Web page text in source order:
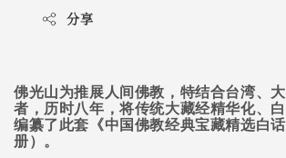
分享
佛光山为推展人间佛教，特结合台湾、
者，历时八年，将传统大藏经精华化、
编纂了此套《中国佛教经典宝藏精选白
册）。